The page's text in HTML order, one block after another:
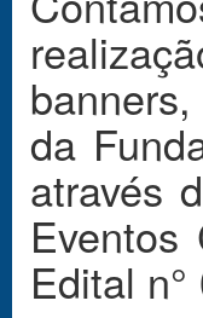
da
através
Edital